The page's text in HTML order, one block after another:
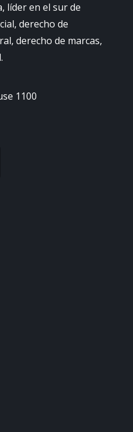
líder en el sur de
derecho de
derecho de marcas,
1100